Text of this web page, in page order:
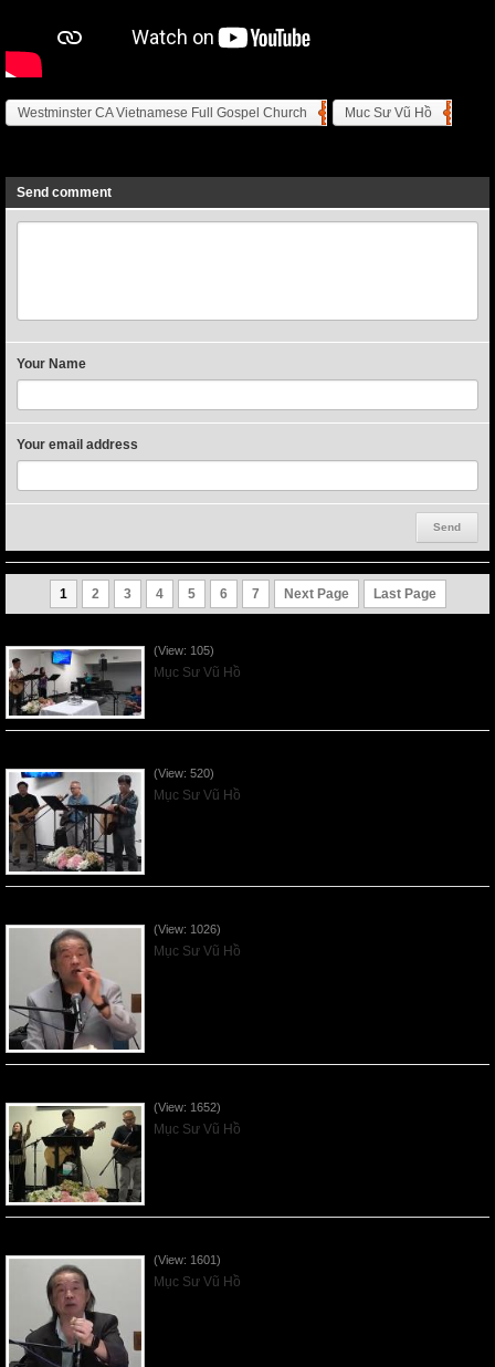
Westminster CA Vietnamese Full Gospel Church Muc Sư Vũ Hồ
Send comment
Your Name
Your email address
1 2 3 4 5 6 7 Next Page Last Page
(View: 105)
Mục Sư Vũ Hồ
(View: 520)
Mục Sư Vũ Hồ
(View: 1026)
Mục Sư Vũ Hồ
(View: 1652)
Mục Sư Vũ Hồ
(View: 1601)
Mục Sư Vũ Hồ